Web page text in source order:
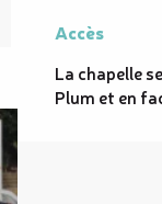
Accès
Accès
La chapelle
Plum et en